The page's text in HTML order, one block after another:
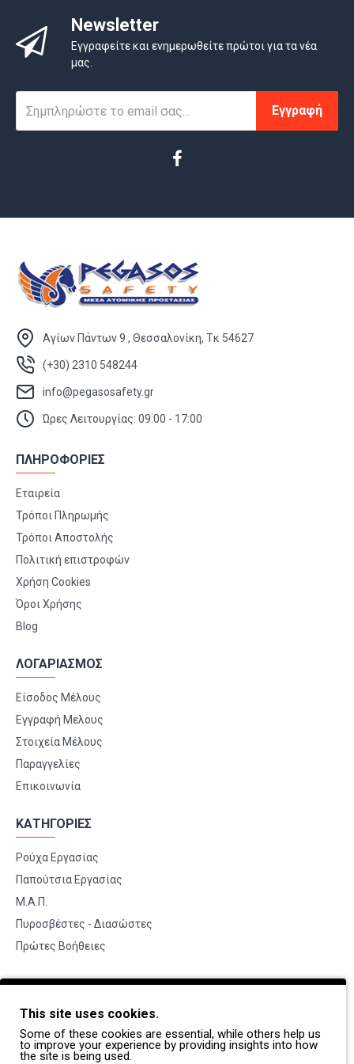
Newsletter
Εγγραφείτε και ενημερωθείτε πρώτοι για τα νέα
μας.
Εγγραφή
Αγίων Πάντων 9 , Θεσσαλονίκη, Τκ 54627
(+30) 2310 548244
info@pegasosafety.gr
Ώρες Λειτουργίας: 09:00 - 17:00
ΠΛΗΡΟΦΟΡΙΕΣ
Εταιρεία
Τρόποι Πληρωμής
Τρόποι Αποστολής
Πολιτική επιστροφών
Χρήση Cookies
Όροι Χρήσης
Blog
ΛΟΓΑΡΙΑΣΜΟΣ
Είσοδος Μέλους
Εγγραφή Μελους
Στοιχεία Μέλους
Παραγγελίες
Επικοινωνία
ΚΑΤΗΓΟΡΙΕΣ
Ρούχα Εργασίας
Παπούτσια Εργασίας
Μ.Α.Π.
Πυροσβέστες - Διασώστες
Πρώτες Βοήθειες
BRANDS
Payper
Dike
This site uses cookies.
Some of these cookies are essential, while others help us
to improve your experience by providing insights into how
the site is being used.